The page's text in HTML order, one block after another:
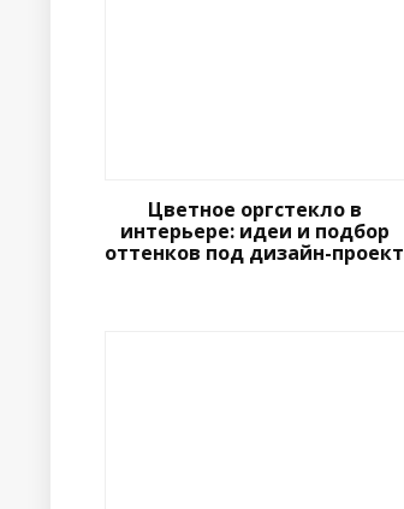
Цветное оргстекло в
интерьере: идеи и подбор
оттенков под дизайн-проект